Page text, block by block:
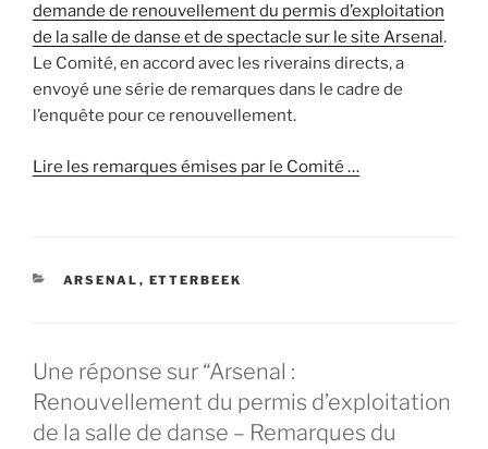
demande de renouvellement du permis d’exploitation
de la salle de danse et de spectacle sur le site Arsenal.
Le Comité, en accord avec les riverains directs, a
envoyé une série de remarques dans le cadre de
l’enquête pour ce renouvellement.
Lire les remarques émises par le Comité …
CATÉGORIES
ARSENAL , ETTERBEEK
Une réponse sur “Arsenal :
Renouvellement du permis d’exploitation
de la salle de danse – Remarques du